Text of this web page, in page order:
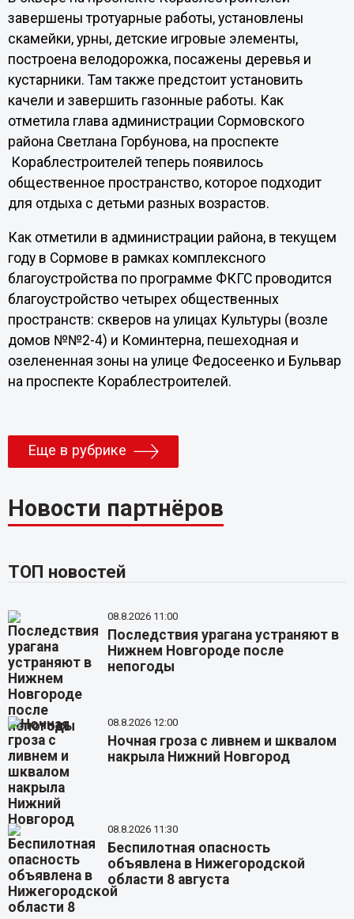
завершены тротуарные работы, установлены
скамейки, урны, детские игровые элементы,
построена велодорожка, посажены деревья и
кустарники. Там также предстоит установить
качели и завершить газонные работы. Как
отметила глава администрации Сормовского
района Светлана Горбунова, на проспекте
Кораблестроителей теперь появилось
общественное пространство, которое подходит
для отдыха с детьми разных возрастов.
Как отметили в администрации района, в текущем
году в Сормове в рамках комплексного
благоустройства по программе ФКГС проводится
благоустройство четырех общественных
пространств: скверов на улицах Культуры (возле
домов №№2-4) и Коминтерна, пешеходная и
озелененная зоны на улице Федосеенко и Бульвар
на проспекте Кораблестроителей.
Еще в рубрике
Новости партнёров
ТОП новостей
08.8.2026 11:00
Последствия урагана устраняют в
Нижнем Новгороде после
непогоды
08.8.2026 12:00
Ночная гроза с ливнем и шквалом
накрыла Нижний Новгород
08.8.2026 11:30
Беспилотная опасность
объявлена в Нижегородской
области 8 августа